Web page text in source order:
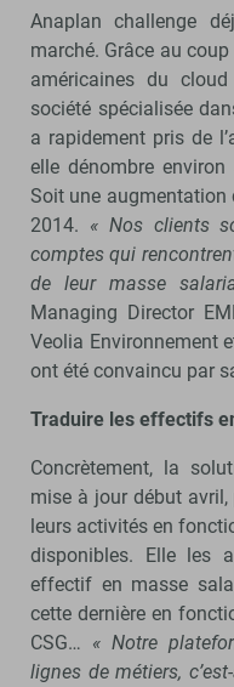
Anaplan challenge
marché. Grâce au
américaines du
société spécialisée
a rapidement pris de
elle dénombre
Soit une augmentation
2014. « Nos clients
comptes qui
de leur masse
Managing Director
Veolia Environnement
ont été convaincu par
Traduire les effectifs
Concrètement, la
mise à jour début
leurs activités en
disponibles. Elle les
effectif en masse
cette dernière en
CSG… « Notre
lignes de métiers,